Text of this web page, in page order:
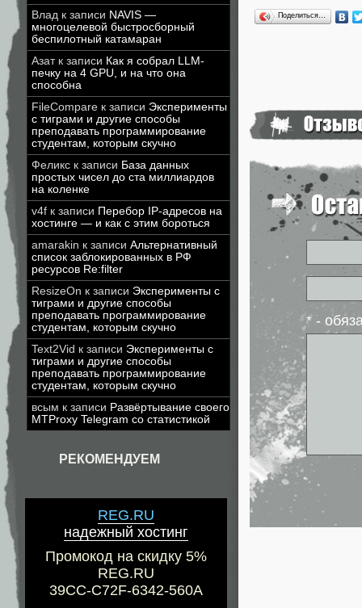
Влад к записи NAVIS —
многоцелевой быстросборный
беспилотный катамаран
Азатк записи Как я собрал LLM-
печку на 4 GPU, и на что она
способна
FileCompare к записи Эксперименты
с тиграми и другие способы
преподавать программирование
студентам, которым скучно
Феликс к записи База данных
простых чисел до ста миллиардов
на коленке
v4f к записи Перебор IP-адресов на
хостинге — и как с этим бороться
amarakin к записи Альтернативный
список заблокированных в РФ
ресурсов Re:filter
ResizeOn к записи Эксперименты с
тиграми и другие способы
преподавать программирование
студентам, которым скучно
Text2Vid к записи Эксперименты с
тиграми и другие способы
преподавать программирование
студентам, которым скучно
всым к записи Развёртывание своего
MTProxy Telegram со статистикой
РЕКОМЕНДУЕМ
REG.RU
надежный хостинг
Промокод на скидку 5%
REG.RU
39CC-C72F-6342-560A
Поделиться…
* -